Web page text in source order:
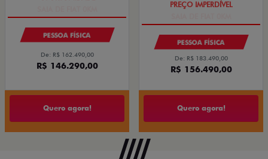
PESSOA FÍSICA
De: R$ 162.490,00
R$ 146.290,00
Quero agora!
PESSOA FÍSICA
De: R$ 183.490,00
R$ 156.490,00
Quero agora!